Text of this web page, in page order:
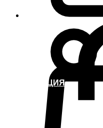
ИНФОРМАЦИЯ